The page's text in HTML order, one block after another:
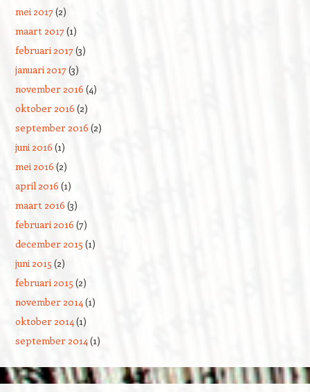
mei 2017(2)
maart 2017(1)
februari 2017(3)
januari 2017(3)
november 2016 (4)
oktober 2016 (2)
september 2016 (2)
juni 2016 (1)
mei 2016 (2)
april 2016 (1)
maart 2016 (3)
februari 2016 (7)
december 2015 (1)
juni 2015 (2)
februari 2015 (2)
november 2014(1)
oktober 2014(1)
september 2014(1)